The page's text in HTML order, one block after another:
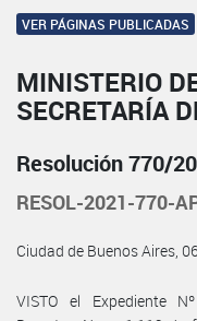
VER PÁGINAS PUBLICADAS
MINISTERIO
SECRETARÍA
Resolución 770/
RESOL-2021-770-
Ciudad de Buenos Aires,
VISTO el Expediente